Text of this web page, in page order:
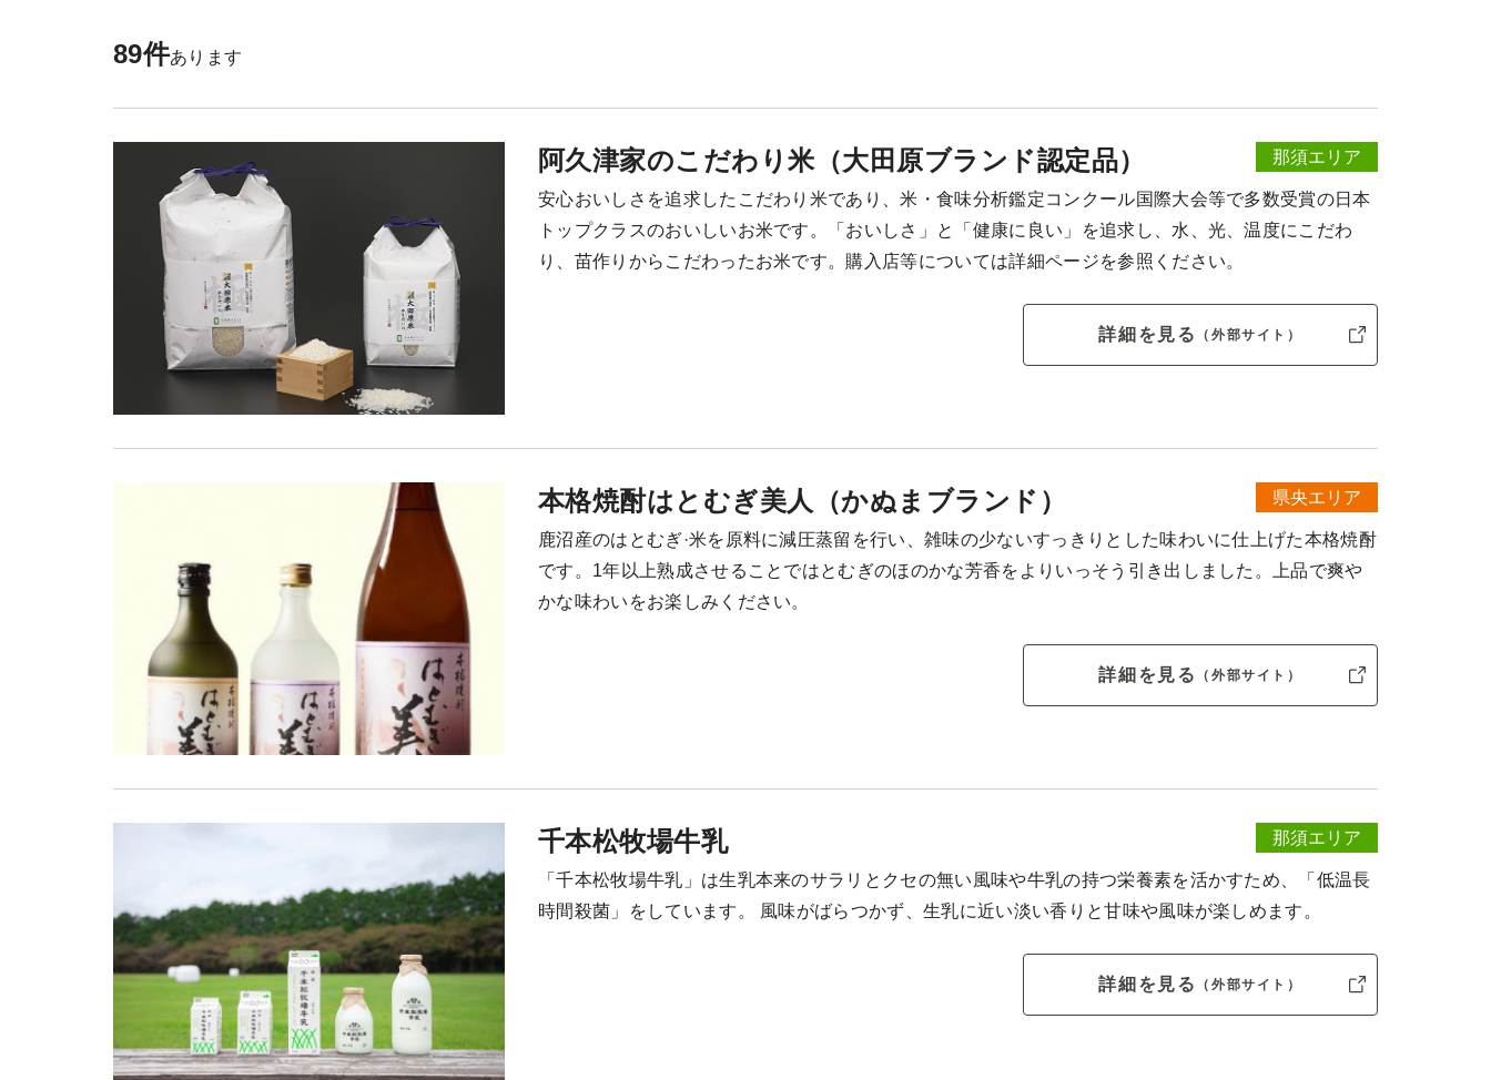
89件あります
阿久津家のこだわり米（大田原ブランド認定品） 那須エリア
安心おいしさを追求したこだわり米であり、米・食味分析鑑定コンクール国際大会等で多数受賞の日本
トップクラスのおいしいお米です。「おいしさ」と「健康に良い」を追求し、水、光、温度にこだわ
り、苗作りからこだわったお米です。購入店等については詳細ページを参照ください。
詳細を見る （外部サイト）
本格焼酎はとむぎ美人（かぬまブランド） 県央エリア
鹿沼産のはとむぎ·米を原料に減圧蒸留を行い、雑味の少ないすっきりとした味わいに仕上げた本格焼酎
です。1年以上熟成させることではとむぎのほのかな芳香をよりいっそう引き出しました。上品で爽や
かな味わいをお楽しみください。
詳細を見る （外部サイト）
千本松牧場牛乳 那須エリア
「千本松牧場牛乳」は生乳本来のサラリとクセの無い風味や牛乳の持つ栄養素を活かすため、「低温長
時間殺菌」をしています。 風味がばらつかず、生乳に近い淡い香りと甘味や風味が楽しめます。
詳細を見る （外部サイト）